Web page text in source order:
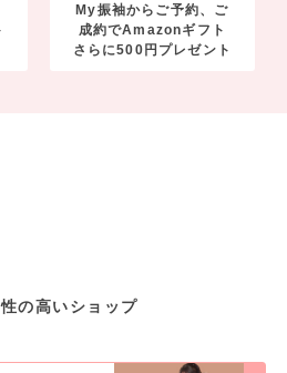
My振袖からご予約、ご
成約でAmazonギフト
さらに500円プレゼント
の高いショップ